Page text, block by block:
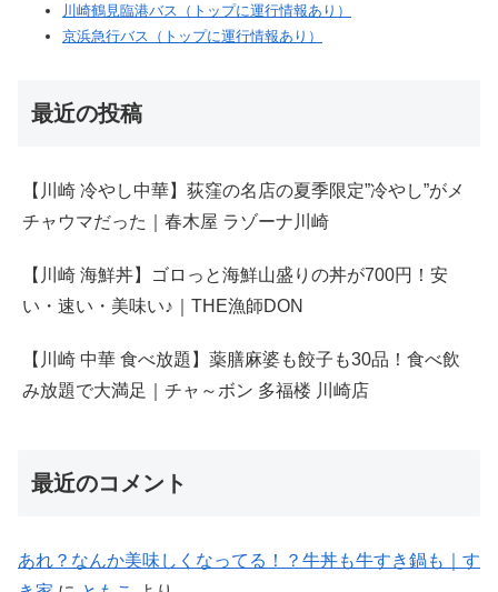
川崎鶴見臨港バス（トップに運行情報あり）
京浜急行バス（トップに運行情報あり）
最近の投稿
【川崎 冷やし中華】荻窪の名店の夏季限定”冷やし”がメ
チャウマだった｜春木屋 ラゾーナ川崎
【川崎 海鮮丼】ゴロっと海鮮山盛りの丼が700円！安
い・速い・美味い♪｜THE漁師DON
【川崎 中華 食べ放題】薬膳麻婆も餃子も30品！食べ飲
み放題で大満足｜チャ～ボン 多福楼 川崎店
最近のコメント
あれ？なんか美味しくなってる！？牛丼も牛すき鍋も｜す